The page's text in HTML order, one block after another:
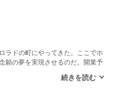
ラドの町にやってきた。ここでホ
願の夢を実現させるのだ。開業予
は遺産相続のために妻を至急見つ